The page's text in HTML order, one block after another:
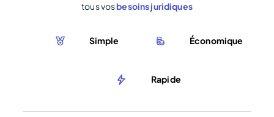
tous vosbesoins juridiques
Simple Économique
Rapide